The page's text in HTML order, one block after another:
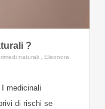
?
naturali
Eleonora
medicinali
di rischi se